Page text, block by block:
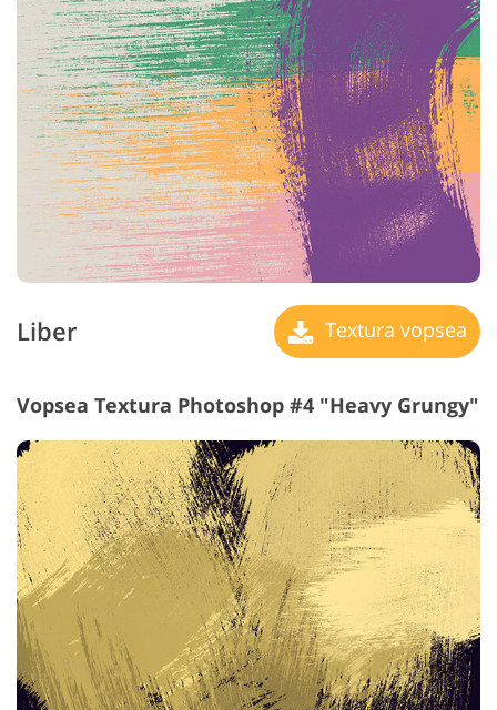
Liber Textura vopsea
Vopsea Textura Photoshop #4 "Heavy Grungy"